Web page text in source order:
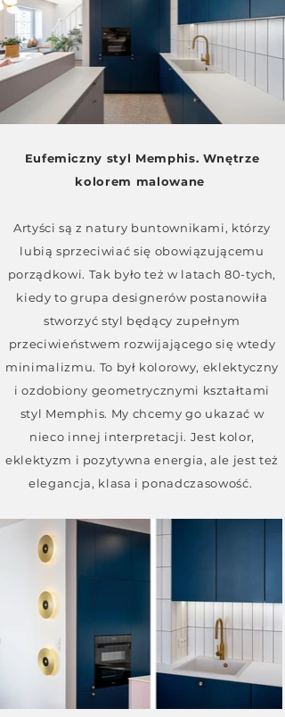
Eufemiczny styl Memphis. Wnętrze
kolorem malowane
Artyści są z natury buntownikami, którzy
lubią sprzeciwiać się obowiązującemu
porządkowi. Tak było też w latach 80-tych,
kiedy to grupa designerów postanowiła
stworzyć styl będący zupełnym
przeciwieństwem rozwijającego się wtedy
minimalizmu. To był kolorowy, eklektyczny
i ozdobiony geometrycznymi kształtami
styl Memphis. My chcemy go ukazać w
nieco innej interpretacji. Jest kolor,
eklektyzm i pozytywna energia, ale jest też
elegancja, klasa i ponadczasowość.